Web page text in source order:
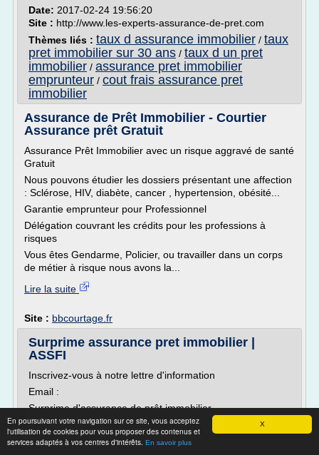
X
En poursuivant votre navigation sur ce site, vous acceptez
l'utilisation de cookies pour vous proposer des contenus et
services adaptés à vos centres d'intérêts. En savoir plus
Date: 2017-02-24 19:56:20
Site : http://www.les-experts-assurance-de-pret.com
Thèmes liés : taux d assurance immobilier / taux
pret immobilier sur 30 ans / taux d un pret
immobilier / assurance pret immobilier
emprunteur / cout frais assurance pret
immobilier
Assurance de Prêt Immobilier - Courtier
Assurance prêt Gratuit
Assurance Prêt Immobilier avec un risque aggravé de santé
Gratuit
Nous pouvons étudier les dossiers présentant une affection
: Sclérose, HIV, diabète, cancer , hypertension, obésité...
Garantie emprunteur pour Professionnel
Délégation couvrant les crédits pour les professions à
risques
Vous êtes Gendarme, Policier, ou travailler dans un corps
de métier à risque nous avons la...
Lire la suite
Site : bbcourtage.fr
Surprime assurance pret immobilier |
ASSFI
Inscrivez-vous à notre lettre d'information
Email :
Surprime d'assurance de prêt immobilier
Mieux comprendre l'assurance de prêt immobilier et la
surprime